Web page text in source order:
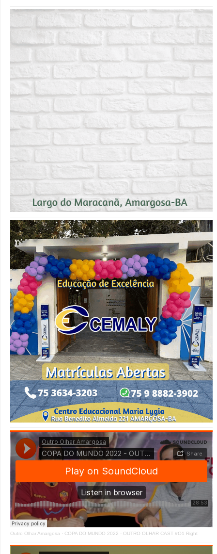
Outro Olhar Amargosa · COPA DO MUNDO 2022 - OUTRO OLHAR CAST #O1 Right